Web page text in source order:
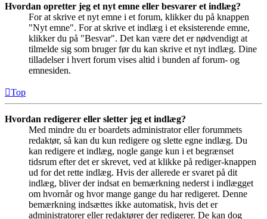
Hvordan opretter jeg et nyt emne eller besvarer et indlæg?
For at skrive et nyt emne i et forum, klikker du på knappen
"Nyt emne". For at skrive et indlæg i et eksisterende emne,
klikker du på "Besvar". Det kan være det er nødvendigt at
tilmelde sig som bruger før du kan skrive et nyt indlæg. Dine
tilladelser i hvert forum vises altid i bunden af forum- og
emnesiden.
Top
Hvordan redigerer eller sletter jeg et indlæg?
Med mindre du er boardets administrator eller forummets
redaktør, så kan du kun redigere og slette egne indlæg. Du
kan redigere et indlæg, nogle gange kun i et begrænset
tidsrum efter det er skrevet, ved at klikke på rediger-knappen
ud for det rette indlæg. Hvis der allerede er svaret på dit
indlæg, bliver der indsat en bemærkning nederst i indlægget
om hvornår og hvor mange gange du har redigeret. Denne
bemærkning indsættes ikke automatisk, hvis det er
administratorer eller redaktører der redigerer. De kan dog